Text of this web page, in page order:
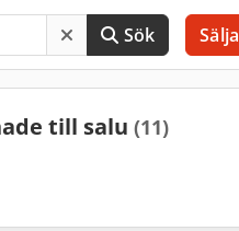
Sök Sälja
till salu (11)